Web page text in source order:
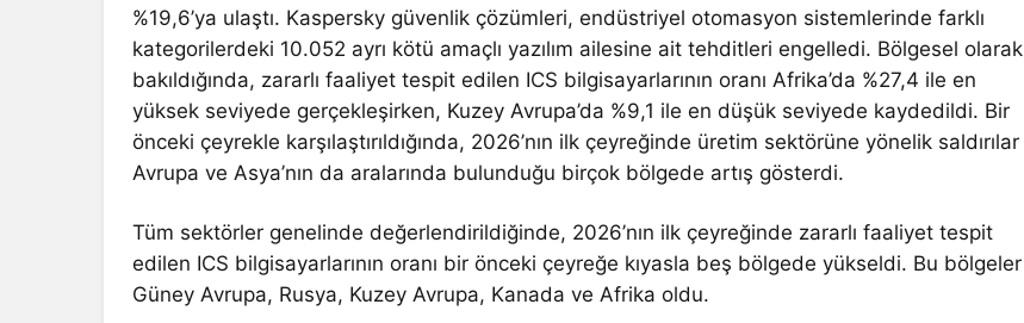
%19,6’ya ulaştı. Kaspersky güvenlik çözümleri, endüstriyel otomasyon sistemlerinde farklı
kategorilerdeki 10.052 ayrı kötü amaçlı yazılım ailesine ait tehditleri engelledi. Bölgesel olarak
bakıldığında, zararlı faaliyet tespit edilen ICS bilgisayarlarının oranı Afrika’da %27,4 ile en
yüksek seviyede gerçekleşirken, Kuzey Avrupa’da %9,1 ile en düşük seviyede kaydedildi. Bir
önceki çeyrekle karşılaştırıldığında, 2026’nın ilk çeyreğinde üretim sektörüne yönelik saldırılar
Avrupa ve Asya’nın da aralarında bulunduğu birçok bölgede artış gösterdi.
Tüm sektörler genelinde değerlendirildiğinde, 2026’nın ilk çeyreğinde zararlı faaliyet tespit
edilen ICS bilgisayarlarının oranı bir önceki çeyreğe kıyasla beş bölgede yükseldi. Bu bölgeler
Güney Avrupa, Rusya, Kuzey Avrupa, Kanada ve Afrika oldu.